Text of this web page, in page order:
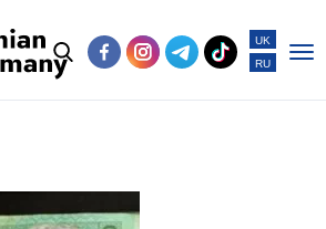
UK
RU